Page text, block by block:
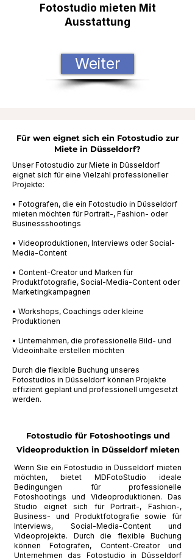
Fotostudio mieten Mit
Ausstattung
Weiter
Für wen eignet sich ein Fotostudio zur
Miete in Düsseldorf?
Unser Fotostudio zur Miete in Düsseldorf
eignet sich für eine Vielzahl professioneller
Projekte:
• Fotografen, die ein Fotostudio in Düsseldorf
mieten möchten für Portrait-, Fashion- oder
Businessshootings
• Videoproduktionen, Interviews oder Social-
Media-Content
• Content-Creator und Marken für
Produktfotografie, Social-Media-Content oder
Marketingkampagnen
• Workshops, Coachings oder kleine
Produktionen
• Unternehmen, die professionelle Bild- und
Videoinhalte erstellen möchten
Durch die flexible Buchung unseres
Fotostudios in Düsseldorf können Projekte
effizient geplant und professionell umgesetzt
werden.
Fotostudio für Fotoshootings und
Videoproduktion in Düsseldorf mieten
Wenn Sie ein Fotostudio in Düsseldorf mieten
möchten, bietet MDFotoStudio ideale
Bedingungen für professionelle
Fotoshootings und Videoproduktionen. Das
Studio eignet sich für Portrait-, Fashion-,
Business- und Produktfotografie sowie für
Interviews, Social-Media-Content und
Videoprojekte. Durch die flexible Buchung
können Fotografen, Content-Creator und
Unternehmen das Fotostudio in Düsseldorf